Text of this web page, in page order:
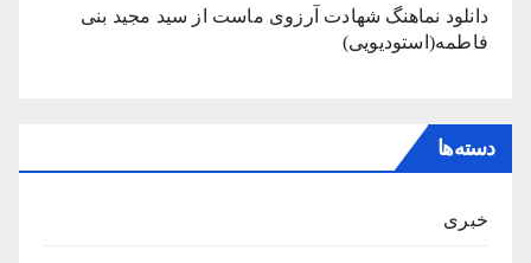
دانلود نماهنگ شهادت آرزوی ماست از سید مجید بنی
فاطمه(استودیویی)
دسته‌ها
خبری